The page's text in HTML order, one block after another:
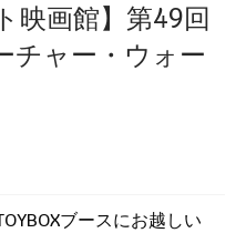
映画館】第49回
チャー・ウォー
ブースにお越しい